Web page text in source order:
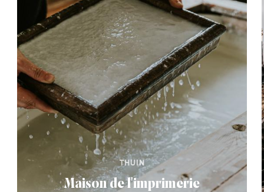
THUIN
Maison de l'imprimerie